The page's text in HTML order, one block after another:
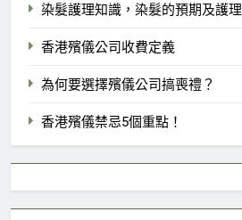
染髮護理知識，染髮的預期及護理
香港殯儀公司收費定義
為何要選擇殯儀公司搞喪禮？
香港殯儀禁忌5個重點！